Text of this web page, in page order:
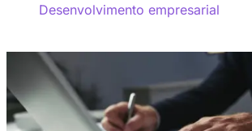
Desenvolvimento empresarial